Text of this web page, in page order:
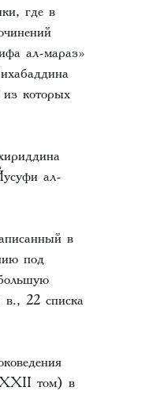
где в
ал-мараз»
которых
ал-
в
под
22 списка
том) в